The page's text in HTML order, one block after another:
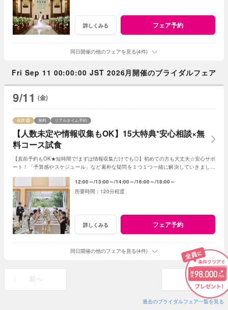
詳しくみる フェア予約
同日開催の他のフェアを見る(4件)
Fri Sep 11 00:00:00 JST 2026月開催のブライダルフェア
9/11 (金)
【人数未定や情報収集もOK】15大特典*安心相談×無
料コース試食
残席 無料 リアルタイム予約
【直前予約もOK★短時間で!まずは情報収集だけでも◎】初めての方も大丈夫☆安心サポ
ート！「予算感やスケジュール」など素朴な疑問を１つ１つ一緒に解決していきましょ
12:00～ 13:00～ 14:00～ 16:00～ 18:00～
120分程度
詳しくみる フェア予約
同日開催の他のフェアを見る(4件)
前へ 次へ
過去のブライダルフェア一覧を見る